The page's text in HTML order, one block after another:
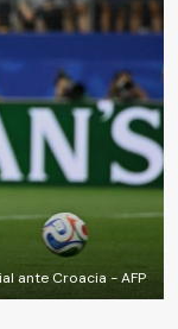
ante Croacia - AFP